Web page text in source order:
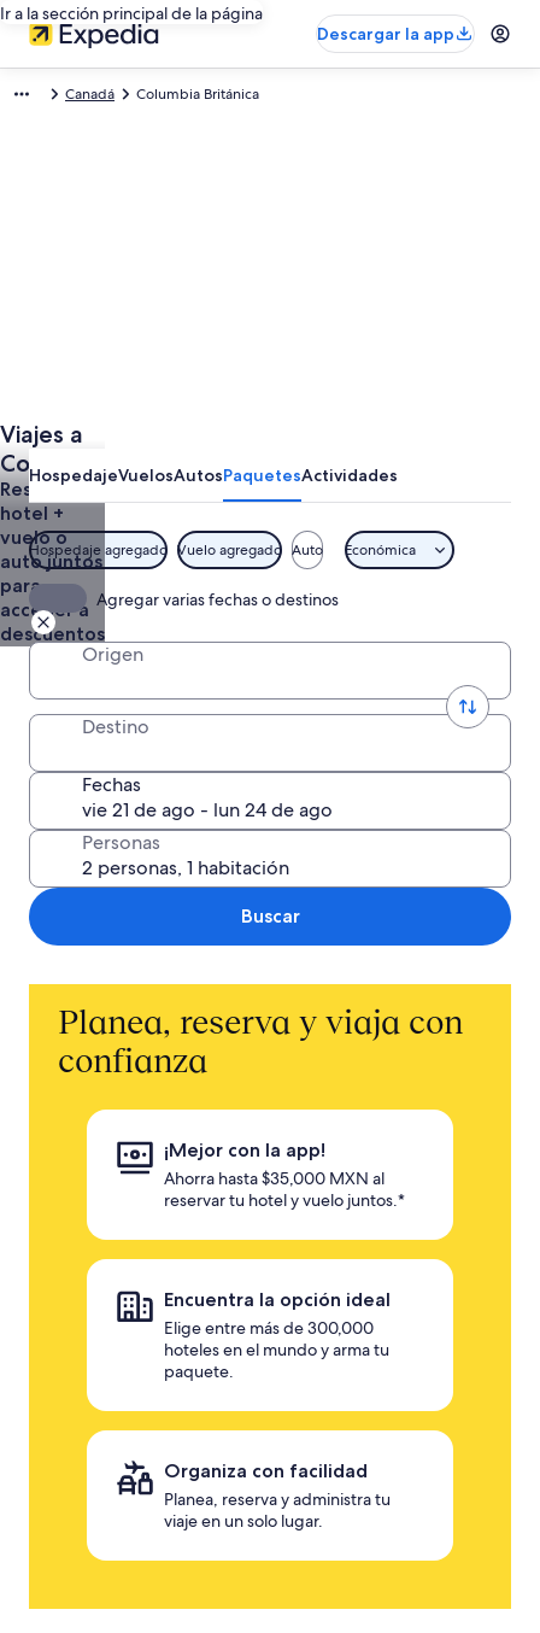
Ir a la sección principal de la página
Descargar la app
Canadá Columbia Británica
Viajes a
Columbia
Británica
(vuelo y
hotel)
Reserva un
hotel +
vuelo o
auto juntos
para
acceder a
descuentos
HospedajeVuelosAutosPaquetesActividades
Hospedaje agregado Vuelo agregado Auto Económica
Agregar varias fechas o destinos
Origen
Destino
Fechas
Personas
Buscar
Planea, reserva y viaja con
confianza
¡Mejor con la app!
Ahorra hasta $35,000 MXN al
reservar tu hotel y vuelo juntos.*
Encuentra la opción ideal
Elige entre más de 300,000
hoteles en el mundo y arma tu
paquete.
Organiza con facilidad
Planea, reserva y administra tu
viaje en un solo lugar.